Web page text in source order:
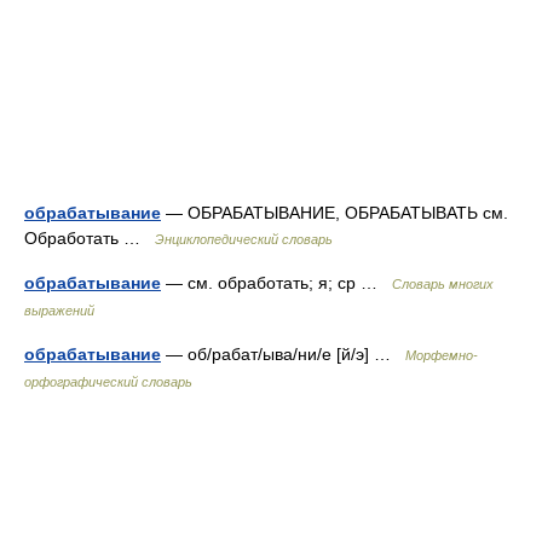
обрабатывание — ОБРАБАТЫВАНИЕ, ОБРАБАТЫВАТЬ см.
Обработать …
Энциклопедический словарь
обрабатывание — см. обработать; я; ср …
Словарь многих
выражений
обрабатывание — об/рабат/ыва/ни/е [й/э] …
Морфемно-
орфографический словарь